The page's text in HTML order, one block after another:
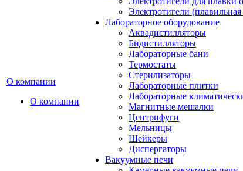
О компании
О компании
Электротигели (плавильная
Лабораторное оборудование
Аквадистилляторы
Бидистилляторы
Лабораторные бани
Термостаты
Стерилизаторы
Лабораторные плитки
Лабораторные
Магнитные мешалки
Центрифуги
Мельницы
Шейкеры
Диспергаторы
Вакуумные печи